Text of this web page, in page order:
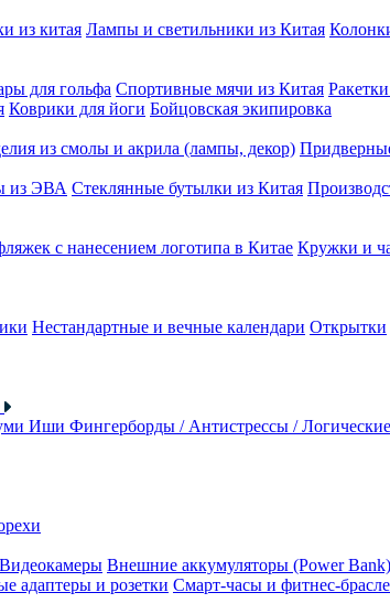
из китая Лампы и светильники из Китая
для гольфа Спортивные мячи из Китая
Коврики для йоги Бойцовская экипировка
из смолы и акрила (лампы, декор)
из ЭВА Стеклянные бутылки из Китая
с нанесением логотипа в Китае Кружки и
Нестандартные и вечные календари Открытки
Иши Фингерборды / Антистрессы /
Видеокамеры Внешние аккумуляторы (Power Bank)
адаптеры и розетки Смарт-часы и фитнес-